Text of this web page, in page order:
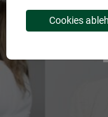
Cookies